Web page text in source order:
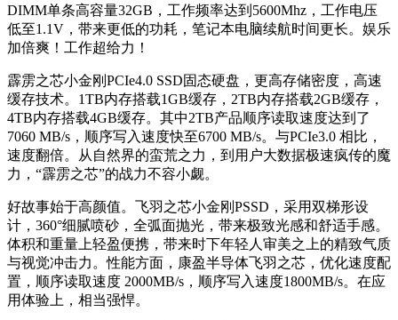
DIMM单条高容量32GB，工作频率达到5600Mhz，工作电压
低至1.1V，带来更低的功耗，笔记本电脑续航时间更长。娱乐
加倍爽！工作超给力！
霹雳之芯小金刚PCIe4.0 SSD固态硬盘，更高存储密度，高速
缓存技术。1TB内存搭载1GB缓存，2TB内存搭载2GB缓存，
4TB内存搭载4GB缓存。其中2TB产品顺序读取速度达到了
7060 MB/s，顺序写入速度快至6700 MB/s。与PCIe3.0 相比，
速度翻倍。从自然界的蛮荒之力，到用户大数据极速疯传的魔
力，“霹雳之芯”的战力不容小觑。
好故事始于高颜值。飞羽之芯小金刚PSSD，采用双梯形设
计，360°细腻喷砂，全弧面抛光，带来极致光感和舒适手感。
体积和重量上轻盈便携，带来时下年轻人审美之上的精致气质
与视觉冲击力。性能方面，康盈半导体飞羽之芯，优化速度配
置，顺序读取速度 2000MB/s，顺序写入速度1800MB/s。在应
用体验上，相当强悍。